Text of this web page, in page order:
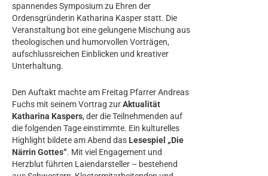
spannendes Symposium zu Ehren der
Ordensgründerin Katharina Kasper statt. Die
Veranstaltung bot eine gelungene Mischung aus
theologischen und humorvollen Vorträgen,
aufschlussreichen Einblicken und kreativer
Unterhaltung.
Den Auftakt machte am Freitag Pfarrer Andreas
Fuchs mit seinem Vortrag zurAktualität
Katharina Kaspers, der die Teilnehmenden auf
die folgenden Tage einstimmte. Ein kulturelles
Highlight bildete am Abend das Lesespiel „Die
Närrin Gottes“. Mit viel Engagement und
Herzblut führten Laiendarsteller – bestehend